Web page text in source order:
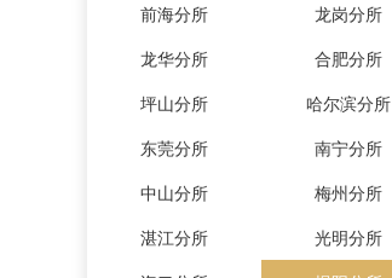
前海分所
龙岗分所
龙华分所
合肥分所
坪山分所
哈尔滨分所
东莞分所
南宁分所
中山分所
梅州分所
湛江分所
光明分所